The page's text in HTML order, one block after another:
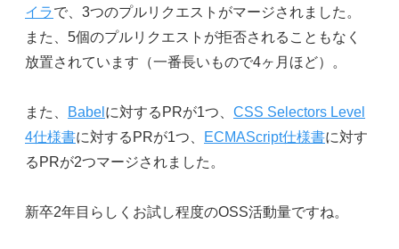
イラで、3つのプルリクエストがマージされました。
また、5個のプルリクエストが拒否されることもなく
放置されています（一番長いもので4ヶ月ほど）。
また、 Babel に対するPRが1つ、 CSS Selectors Level
4仕様書に対するPRが1つ、 ECMAScript仕様書に対す
るPRが2つマージされました。
新卒2年目らしくお試し程度のOSS活動量ですね。